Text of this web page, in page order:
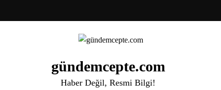
gündemcepte.com
Haber Değil, Resmi Bilgi!